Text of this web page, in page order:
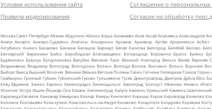
Условия использования сайта
Правила модерирования
Соглашение о
Согласие на обработку
МоскваСанкт‑ПетербургАбаканАбдулиноАбинскАгрызАзнакаевоАзовАксайАлапаевскАлександров
Анапа Ангарск Анжеро‑Судженск Апатиты Апшеронск Арзамас Армавир Артём Архангельск Асбест
Ахтубинск Ачинск Балаково Балахна Балашов Барнаул Белая Калитва Белгород Белебей Белово
Белоярский Березники Бийск Биробиджан Благовещенск Богородицк Боровичи Братск Брянск
Будённовск Бузулук Бутурлиновка Валуйки Великие Луки Великий Новгород Вельск Венёв Верхняя
Владикавказ Владимир Волгоград Волгодонск Волжск Вологда Волхов Волчанск Вольск Воронеж
ВыборгВыкса Вышний Волочёк Вязники Вязьма Вятские Поляны Галич Гатчина Геленджик Глазов
Грайворон Грозный Губкин Губкинский Гуково Гулькевичи Гусев Димитровград Дмитров Дубна Ейск
Елец Ефремов Заинск Заринск Зеленоградск Зеленодольск Зерноград Златоуст Иваново Ижевск
Искитим Истра Ишим Йошкар‑Ола Казань Калининград Калуга Каменск‑Уральский Каменск‑Шахтинский
Караганда Касимов Качканар Кемерово Кизляр Кимры Кингисепп Кириши Киров Кировград Климово
Коломна Колпашево Кольчугино Комсомольск‑на‑Амуре Конаково Кондопога Кондрово Коряжма